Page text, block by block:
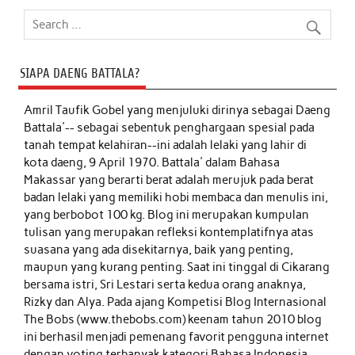
SIAPA DAENG BATTALA?
Amril Taufik Gobelyang menjuluki dirinya sebagai Daeng
Battala'-- sebagai sebentuk penghargaan spesial pada
tanah tempat kelahiran--ini adalah lelaki yang lahir di
kota daeng, 9 April 1970. Battala' dalam Bahasa
Makassar yang berarti berat adalah merujuk pada berat
badan lelaki yang memiliki hobi membaca dan menulis ini,
yang berbobot 100 kg. Blog ini merupakan kumpulan
tulisan yang merupakan refleksi kontemplatifnya atas
suasana yang ada disekitarnya, baik yang penting,
maupun yang kurang penting. Saat ini tinggal di Cikarang
bersama istri, Sri Lestari serta kedua orang anaknya,
Rizky dan Alya. Pada ajang Kompetisi Blog Internasional
The Bobs (www.thebobs.com) keenam tahun 2010 blog
ini berhasil menjadi pemenang favorit pengguna internet